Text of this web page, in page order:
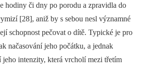
hodiny či dny po porodu a zpravidla do
[28], aniž by s sebou nesl významné
schopnost pečovat o dítě. Typické je pro
načasování jeho počátku, a jednak
jeho intenzity, která vrcholí mezi třetím